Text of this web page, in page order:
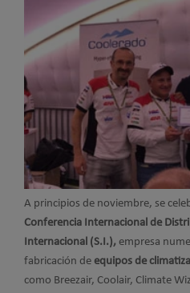
A principios de noviembre, se
Conferencia Internacional de
Internacional (S.I.), empresa
fabricación de equipos de
como Breezair, Coolair, Climate